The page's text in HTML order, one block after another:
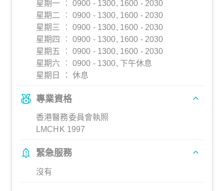
星期一 ︰ 0900 - 1300, 1600 - 2030
星期二 ︰ 0900 - 1300, 1600 - 2030
星期三 ︰ 0900 - 1300, 1600 - 2030
星期四 ︰ 0900 - 1300, 1600 - 2030
星期五 ︰ 0900 - 1300, 1600 - 2030
星期六 ︰ 0900 - 1300, 下午休息
星期日 ： 休息
專業資格
香港醫務委員會執照
LMCHK 1997
緊急服務
沒有